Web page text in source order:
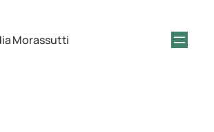
Morassutti